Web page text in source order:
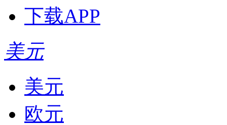
下载APP
美元
美元
欧元